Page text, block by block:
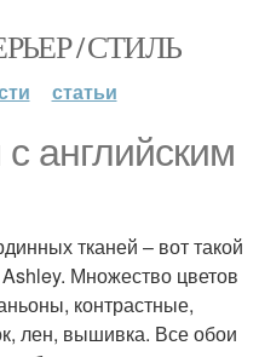
/ СТИЛЬ
статьи
английским
тканей – вот такой
Множество цветов
контрастные,
лен, вышивка. Все обои